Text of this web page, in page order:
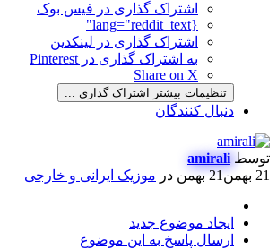
اشتراک گذاری در فیس بوک
{lang="reddit_text"
اشتراک گذاری در لینکدین
به اشتراک گذاری در Pinterest
Share on X
تنظیمات بیشتر اشتراک گذاری ...
دنبال کنندگان
توسطamirali
21 بهمن
21 بهمن در موزیک ایرانی و خارجی
ایجاد موضوع جدید
ارسال پاسخ به این موضوع